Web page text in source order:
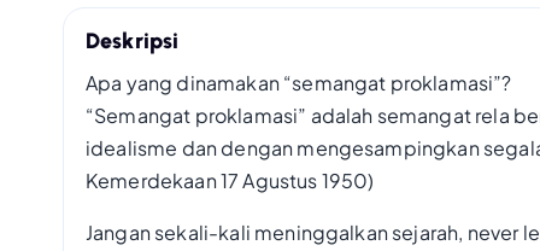
Deskripsi
Apa yang dinamakan “semangat proklamasi”?
“Semangat proklamasi” adalah semangat rela
idealisme dan dengan mengesampingkan
Kemerdekaan 17 Agustus 1950)
Jangan sekali-kali meninggalkan sejarah, never